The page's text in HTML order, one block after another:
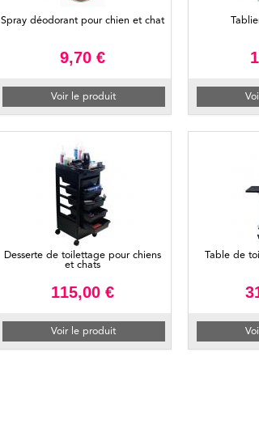
Spray déodorant pour chien et chat
9,70 €
Voir le produit
Desserte de toilettage pour chiens
et chats
115,00 €
Voir le produit
Table de